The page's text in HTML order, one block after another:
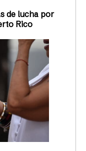
de lucha por
Rico